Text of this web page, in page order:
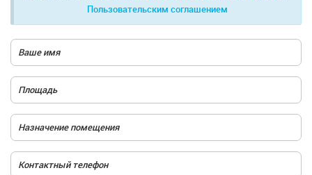
Пользовательским соглашением